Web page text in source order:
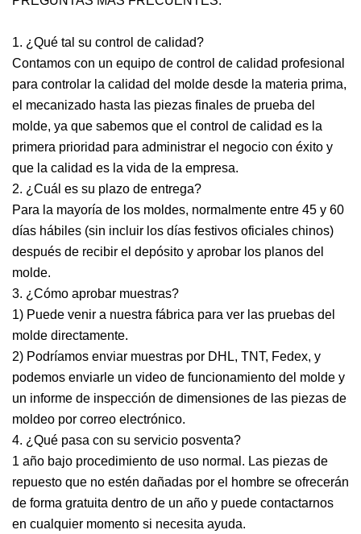
1. ¿Qué tal su control de calidad?
Contamos con un equipo de control de calidad profesional
para controlar la calidad del molde desde la materia prima,
el mecanizado hasta las piezas finales de prueba del
molde, ya que sabemos que el control de calidad es la
primera prioridad para administrar el negocio con éxito y
que la calidad es la vida de la empresa.
2. ¿Cuál es su plazo de entrega?
Para la mayoría de los moldes, normalmente entre 45 y 60
días hábiles (sin incluir los días festivos oficiales chinos)
después de recibir el depósito y aprobar los planos del
molde.
3. ¿Cómo aprobar muestras?
1) Puede venir a nuestra fábrica para ver las pruebas del
molde directamente.
2) Podríamos enviar muestras por DHL, TNT, Fedex, y
podemos enviarle un video de funcionamiento del molde y
un informe de inspección de dimensiones de las piezas de
moldeo por correo electrónico.
4. ¿Qué pasa con su servicio posventa?
1 año bajo procedimiento de uso normal. Las piezas de
repuesto que no estén dañadas por el hombre se ofrecerán
de forma gratuita dentro de un año y puede contactarnos
en cualquier momento si necesita ayuda.